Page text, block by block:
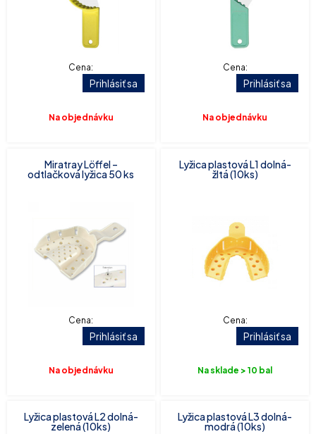
Cena:
Prihlásiť sa
Na objednávku
Cena:
Prihlásiť sa
Na objednávku
Miratray Löffel –
odtlačková lyžica 50 ks
Cena:
Prihlásiť sa
Na objednávku
Lyžica plastová L1 dolná-
žltá (10ks)
Cena:
Prihlásiť sa
Na sklade > 10 bal
Lyžica plastová L2 dolná-
zelená (10ks)
Lyžica plastová L3 dolná-
modrá (10ks)